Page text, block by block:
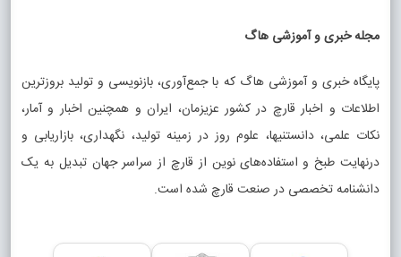
مجله خبری و آموزشی هاگ
پایگاه خبری و آموزشی هاگ که با جمع‌آوری، بازنویسی و تولید بروزترین
اطلاعات و اخبار قارچ در کشور عزیزمان، ایران و همچنین اخبار و آمار،
نکات علمی، دانستنیها، علوم روز در زمینه تولید، نگهداری، بازاریابی و
درنهایت طبخ و استفاده‌های نوین از قارچ از سراسر جهان تبدیل به یک
دانشنامه تخصصی در صنعت قارچ شده است.